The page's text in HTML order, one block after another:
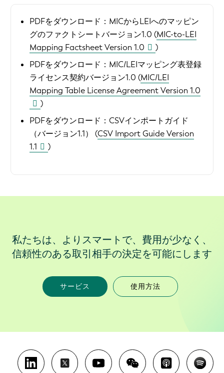
PDFをダウンロード： MICからLEIへのマッピン
グのファクトシートバージョン1.0 (MIC-to-LEI
Mapping Factsheet Version 1.0
)
PDFをダウンロード： MIC/LEIマッピング表登録
ライセンス契約バージョン1.0 (MIC/LEI
Mapping Table License Agreement Version 1.0
)
PDFをダウンロード： CSVインポートガイド
（バージョン1.1） (CSV Import Guide Version
1.1
)
私たちは、よりスマートで、費用が少なく、
信頼性のある取引相手の決定を可能にします
サービス 使用方法